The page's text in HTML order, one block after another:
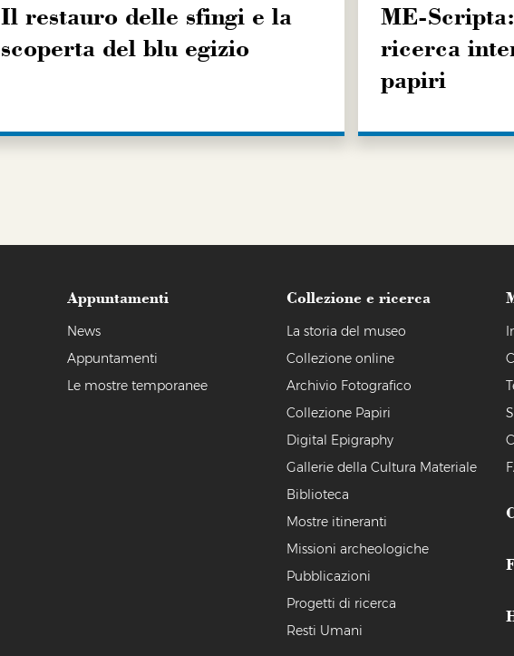
Il restauro delle sfingi e la
scoperta del blu egizio
ME-
ricerca
papiri
Appuntamenti
News
Appuntamenti
Le mostre temporanee
Collezione e ricerca
La storia del museo
Collezione online
Archivio Fotografico
Collezione Papiri
Digital Epigraphy
Gallerie della Cultura Materiale
Biblioteca
Mostre itineranti
Missioni archeologiche
Pubblicazioni
Progetti di ricerca
Resti Umani